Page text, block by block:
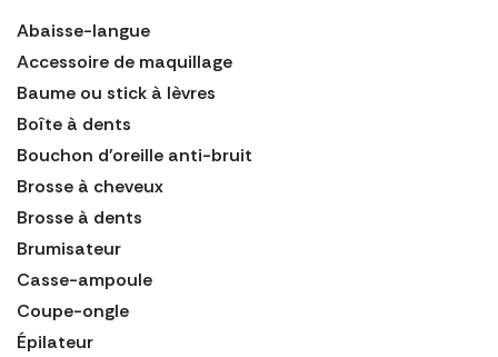
Abaisse-langue
Accessoire de maquillage
Baume ou stick à lèvres
Boîte à dents
Bouchon d'oreille anti-bruit
Brosse à cheveux
Brosse à dents
Brumisateur
Casse-ampoule
Coupe-ongle
Épilateur